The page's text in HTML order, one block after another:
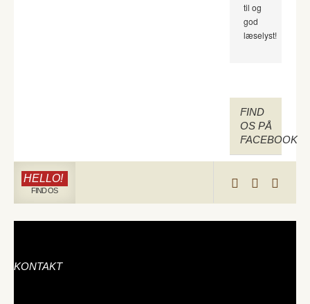
til og
god
læselyst!
FIND
OS PÅ
FACEBOOK
HELLO!
FIND OS
KONTAKT